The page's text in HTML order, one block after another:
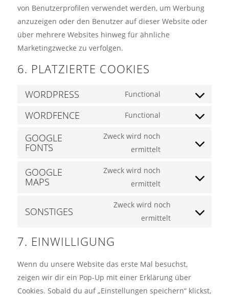
von Benutzerprofilen verwendet werden, um Werbung
anzuzeigen oder den Benutzer auf dieser Website oder
über mehrere Websites hinweg für ähnliche
Marketingzwecke zu verfolgen.
6. PLATZIERTE COOKIES
WORDPRESS Functional
wordpress
WORDFENCE Functional
GOOGLE
FONTS
Zweck wird noch
ermittelt
fonts
GOOGLE
MAPS
Zweck wird noch
ermittelt
service
google-
SONSTIGES
Zweck wird noch
ermittelt
Consent
7. EINWILLIGUNG
Wenn du unsere Website das erste Mal besuchst,
zeigen wir dir ein Pop-Up mit einer Erklärung über
Cookies. Sobald du auf „Einstellungen speichern“ klickst,